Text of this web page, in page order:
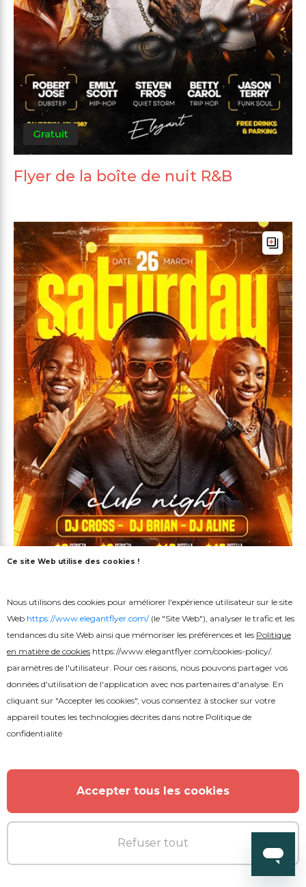
Gratuit
Flyer de la boîte de nuit R&B
Premium
Samedi Club Night Flyer
Ce site Web utilise des cookies !
Nous utilisons des cookies pour améliorer l'expérience utilisateur sur le site
Web https://www.elegantflyer.com/(le "Site Web"), analyser le trafic et les
tendances du site Web ainsi que mémoriser les préférences et les Politique
en matière de cookies https://www.elegantflyer.com/cookies-policy/.
paramètres de l'utilisateur. Pour ces raisons, nous pouvons partager vos
données d'utilisation de l'application avec nos partenaires d'analyse. En
cliquant sur "Accepter les cookies", vous consentez à stocker sur votre
appareil toutes les technologies décrites dans notre Politique de
confidentialité
Accepter tous les cookies
Refuser tout